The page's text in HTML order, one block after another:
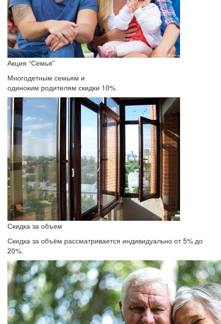
Акция “Семья”
Многодетным семьям и
одиноким родителям скидки 10%
Скидка за объем
Скидка за объём рассматривается индивидуально от 5% до
20%.